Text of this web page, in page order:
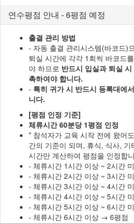
연수평점 안내 - 6평점 예정
출결 관리 방법
- 자동 출결 관리시스템(바코드)
퇴실 시간에 각각 1회씩 바코드
야 하므로 반드시 입실과 퇴실
촉하여야 합니다.
- 특히 귀가 시 반드시 등록대에
니다.
[평점 인정 기준]
체류시간 60분당 1평점 인정
* 참석자가 교육 시작 전에 왔어
간의 기준이 되며, 휴식, 식사,
시간만 계산하여 평점을 인정합
- 체류시간 1시간 이상 ~ 2시간
- 체류시간 2시간 이상 ~ 3시간
- 체류시간 3시간 이상 ~ 4시간
- 체류시간 4시간 이상 ~ 5시간
- 체류시간 5시간 이상 ~ 6시간
- 체류시간 6시간 이상 → 6평점